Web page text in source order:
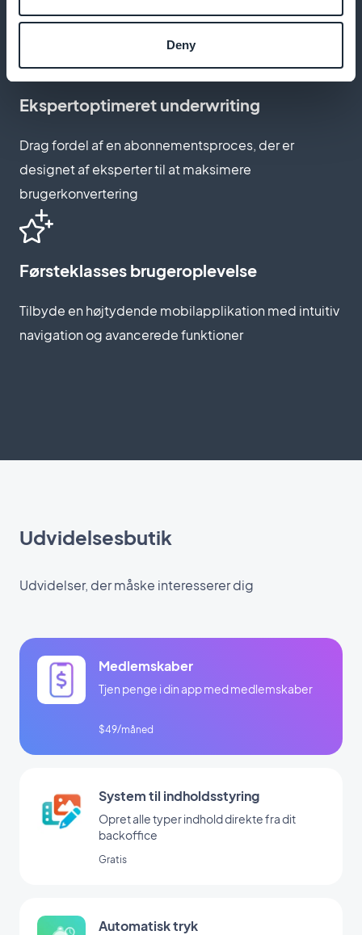
Deny
prestige og ro
Ekspertoptimeret underwriting
Drag fordel af en abonnementsproces, der er
designet af eksperter til at maksimere
brugerkonvertering
Førsteklasses brugeroplevelse
Tilbyde en højtydende mobilapplikation med intuitiv
navigation og avancerede funktioner
Udvidelsesbutik
Udvidelser, der måske interesserer dig
Medlemskaber
Tjen penge i din app med medlemskaber
$49/måned
System til indholdsstyring
Opret alle typer indhold direkte fra dit
backoffice
Gratis
Automatisk tryk